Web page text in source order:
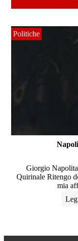
Politiche
Giorgio
Quirinale Ritengo
mia